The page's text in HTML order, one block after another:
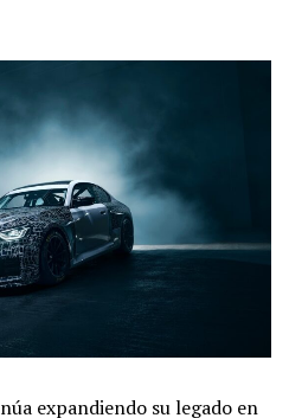
expandiendo su legado en